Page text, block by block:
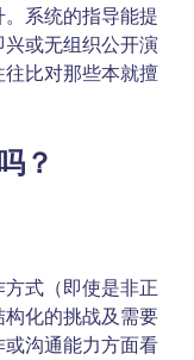
系统的指导能提
或无组织公开演
比对那些本就擅
？
式（即使是非正
化的挑战及需要
沟通能力方面看